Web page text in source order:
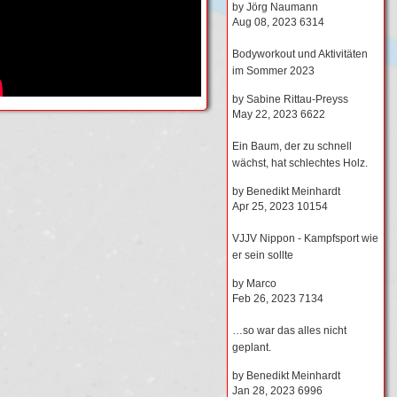
by Jörg Naumann
Aug 08, 2023 6314
Bodyworkout und Aktivitäten
im Sommer 2023
by Sabine Rittau-Preyss
May 22, 2023 6622
Ein Baum, der zu schnell
wächst, hat schlechtes Holz.
by Benedikt Meinhardt
Apr 25, 2023 10154
VJJV Nippon - Kampfsport wie
er sein sollte
by Marco
Feb 26, 2023 7134
…so war das alles nicht
geplant.
by Benedikt Meinhardt
Jan 28, 2023 6996